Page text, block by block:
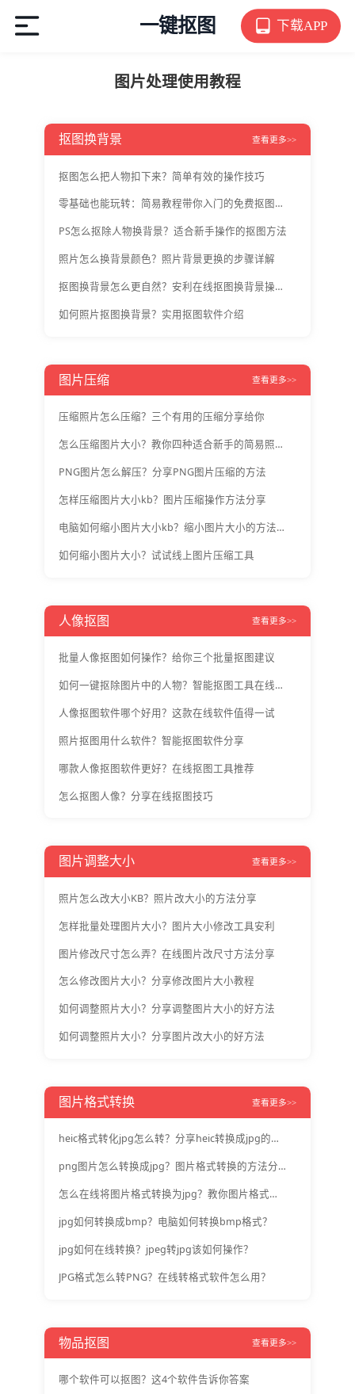
一键抠图 下载APP
图片处理使用教程
抠图换背景 查看更多>>
抠图怎么把人物扣下来？简单有效的操作技巧
零基础也能玩转：简易教程带你入门的免费抠图软件
PS怎么抠除人物换背景？适合新手操作的抠图方法
照片怎么换背景颜色？照片背景更换的步骤详解
抠图换背景怎么更自然？安利在线抠图换背景操作技巧
如何照片抠图换背景？实用抠图软件介绍
图片压缩 查看更多>>
压缩照片怎么压缩？三个有用的压缩分享给你
怎么压缩图片大小？教你四种适合新手的简易照片压缩方法！
PNG图片怎么解压？分享PNG图片压缩的方法
怎样压缩图片大小kb？图片压缩操作方法分享
电脑如何缩小图片大小kb？缩小图片大小的方法介绍
如何缩小图片大小？试试线上图片压缩工具
人像抠图 查看更多>>
批量人像抠图如何操作？给你三个批量抠图建议
如何一键抠除图片中的人物？智能抠图工具在线操作教程
人像抠图软件哪个好用？这款在线软件值得一试
照片抠图用什么软件？智能抠图软件分享
哪款人像抠图软件更好？在线抠图工具推荐
怎么抠图人像？分享在线抠图技巧
图片调整大小 查看更多>>
照片怎么改大小KB？照片改大小的方法分享
怎样批量处理图片大小？图片大小修改工具安利
图片修改尺寸怎么弄？在线图片改尺寸方法分享
怎么修改图片大小？分享修改图片大小教程
如何调整照片大小？分享调整图片大小的好方法
如何调整照片大小？分享图片改大小的好方法
图片格式转换 查看更多>>
heic格式转化jpg怎么转？分享heic转换成jpg的方法
png图片怎么转换成jpg？图片格式转换的方法分享
怎么在线将图片格式转换为jpg？教你图片格式在线转换工具用法
jpg如何转换成bmp？电脑如何转换bmp格式？
jpg如何在线转换？jpeg转jpg该如何操作？
JPG格式怎么转PNG？在线转格式软件怎么用？
物品抠图 查看更多>>
哪个软件可以抠图？这4个软件告诉你答案